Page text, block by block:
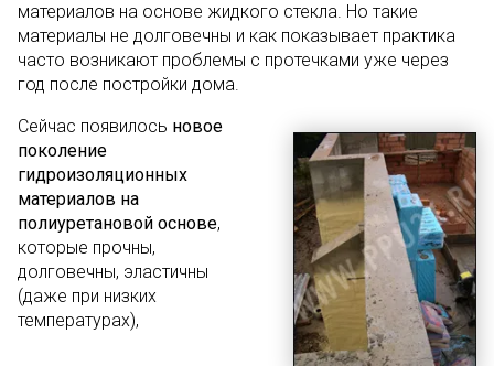
материалов на основе жидкого стекла. Но такие
материалы не долговечны и как показывает практика
часто возникают проблемы с протечками уже через
год после постройки дома.
Сейчас появилось новое
поколение
гидроизоляционных
материалов на
полиуретановой основе,
которые прочны,
долговечны, эластичны
(даже при низких
температурах),